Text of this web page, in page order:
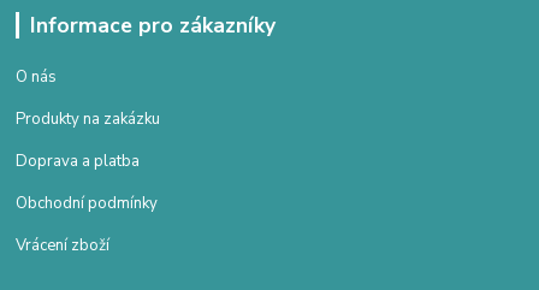
Informace pro zákazníky
O nás
Produkty na zakázku
Doprava a platba
Obchodní podmínky
Vrácení zboží